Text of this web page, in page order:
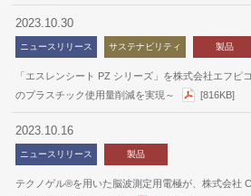
2023.10.30
ニュースリリース サステナビリティ 製品
「エスレンシート PZ シリーズ」を株式会社エフピ
のプラスチック使用量削減を実現～
[816KB]
2023.10.16
ニュースリリース 製品
テクノゲル®を用いた脳波測定用電極が、株式会社